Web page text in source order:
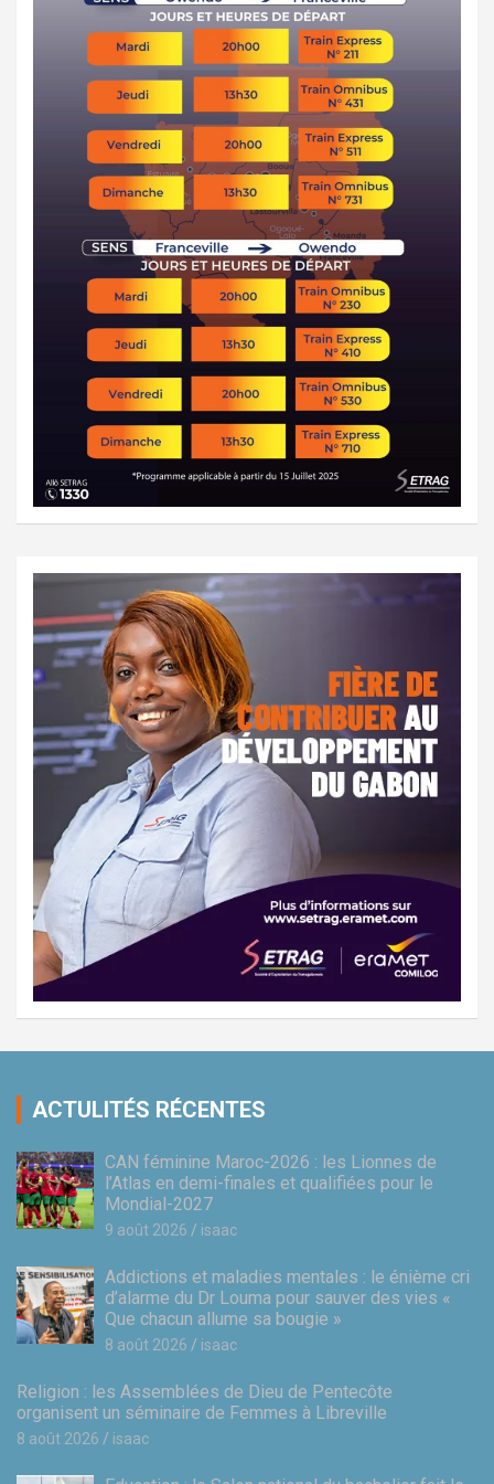
ACTULITÉS RÉCENTES
CAN féminine Maroc-2026 : les Lionnes de
l’Atlas en demi-finales et qualifiées pour le
Mondial-2027
9 août 2026 isaac
Addictions et maladies mentales : le énième cri
d’alarme du Dr Louma pour sauver des vies «
Que chacun allume sa bougie »
8 août 2026 isaac
Religion : les Assemblées de Dieu de Pentecôte
organisent un séminaire de Femmes à Libreville
8 août 2026 isaac